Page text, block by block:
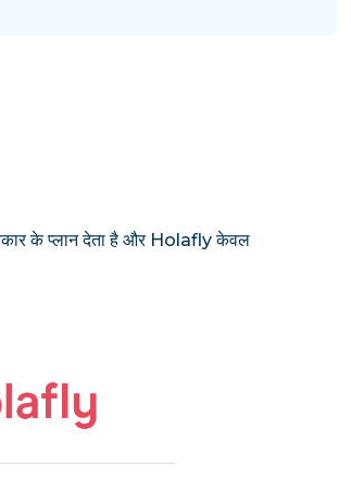
के प्लान देता है और Holafly केवल